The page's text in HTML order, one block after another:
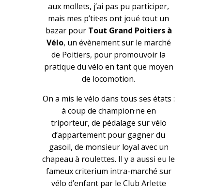
aux mollets, j’ai pas pu participer,
mais mes p’tit·es ont joué tout un
bazar pour Tout Grand Poitiers à
Vélo, un évènement sur le marché
de Poitiers, pour promouvoir la
pratique du vélo en tant que moyen
de locomotion.
On a mis le vélo dans tous ses états :
à coup de champion·ne en
triporteur, de pédalage sur vélo
d’appartement pour gagner du
gasoil, de monsieur loyal avec un
chapeau à roulettes. Il y a aussi eu le
fameux criterium intra-marché sur
vélo d’enfant par le Club Arlette